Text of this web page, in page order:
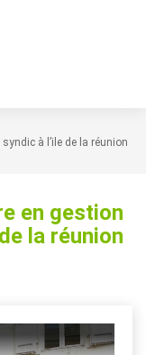
La Réunion
Sur L’ile De
à l’ile de la réunion
en gestion
la réunion